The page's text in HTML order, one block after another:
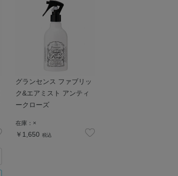
グランセンス ファブリッ
ク&エアミスト アンティ
ークローズ
在庫： ×
￥1,650 税込